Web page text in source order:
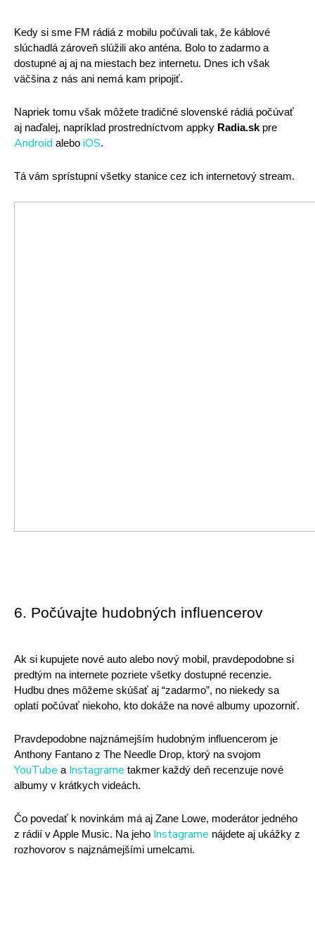
Kedy si sme FM rádiá z mobilu počúvali tak, že káblové
slúchadlá zároveň slúžili ako anténa. Bolo to zadarmo a
dostupné aj aj na miestach bez internetu. Dnes ich však
väčšina z nás ani nemá kam pripojiť.
Napriek tomu však môžete tradičné slovenské rádiá počúvať
aj naďalej, napríklad prostredníctvom appky Radia.sk
Android alebo iOS.
Tá vám sprístupní všetky stanice cez ich internetový stream.
6. Počúvajte hudobných influencerov
Ak si kupujete nové auto alebo nový mobil, pravdepodobne si
predtým na internete pozriete všetky dostupné recenzie.
Hudbu dnes môžeme skúšať aj “zadarmo”, no niekedy sa
oplatí počúvať niekoho, kto dokáže na nové albumy upozorniť.
Pravdepodobne najznámejším hudobným influencerom je
YouTube a Instagrame takmer každý deň recenzuje nové
albumy v krátkych videách.
Čo povedať k novinkám má aj Zane Lowe, moderátor jedného
z rádií v Apple Music. Na jeho Instagrame nájdete aj ukážky z
rozhovorov s najznámejšími umelcami.